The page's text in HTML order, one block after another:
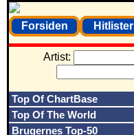
Forsiden Hitlister
Artist:
Top Of ChartBase
Top Of The World
Brugernes Top-50